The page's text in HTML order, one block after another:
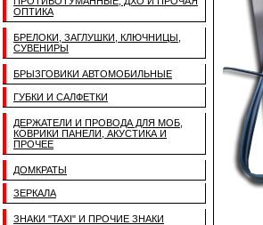
ОПТИКА
БРЕЛОКИ, ЗАГЛУШКИ, КЛЮЧНИЦЫ,
СУВЕНИРЫ
БРЫЗГОВИКИ АВТОМОБИЛЬНЫЕ
ГУБКИ И САЛФЕТКИ
ДЕРЖАТЕЛИ И ПРОВОДА ДЛЯ МОБ,
КОВРИКИ ПАНЕЛИ, АКУСТИКА И
ПРОЧЕЕ
ДОМКРАТЫ
ЗЕРКАЛА
ЗНАКИ "TAXI" И ПРОЧИЕ ЗНАКИ